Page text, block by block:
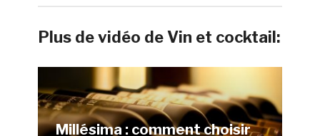
Plus de vidéo de Vin et cocktail:
Millésima : comment choisir